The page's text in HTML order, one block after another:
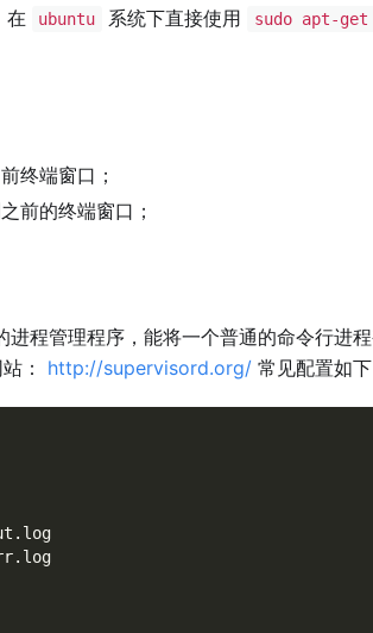
在 ubuntu 系统下直接使用 sudo apt-
终端窗口；
前的终端窗口；
进程管理程序，能将一个普通的命令行进
： http://supervisord.org/ 常见配置如下